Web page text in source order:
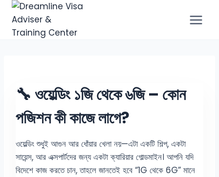
🔧 ওয়েল্ডিং ১জি থেকে ৬জি – কোন
পজিশন কী কাজে লাগে?
ওয়েল্ডিং শুধুই আগুন আর ধোঁয়ার খেলা নয়—এটা একটি শিল্প, একটা
সায়েন্স, আর এক্সপার্টদের জন্য একটা ক্যারিয়ার গোল্ডমাইন। আপনি যদি
বিদেশে কাজ করতে চান, তাহলে জানতেই হবে “1G থেকে 6G” মানে